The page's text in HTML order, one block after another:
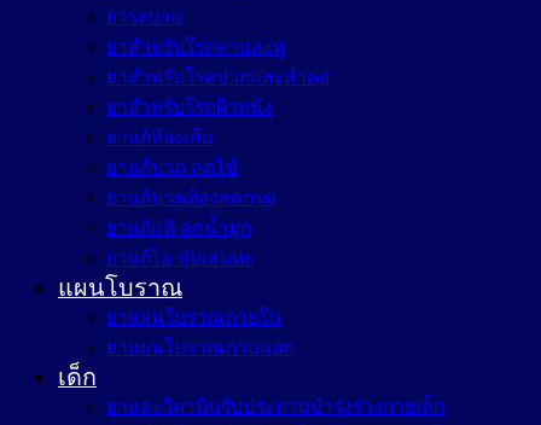
ยาระบาย
ยาสำหรับโรคตาและหู
ยาสำหรับโรคปากและลำคอ
ยาสำหรับโรคผิวหนัง
ยาแก้ท้องเสีย
ยาแก้ปวด ลดไข้
ยาแก้ปวดท้องลดกรด
ยาแก้แพ้ ลดน้ำมูก
ยาแก้ไอ ขับเสมหะ
แผนโบราณ
ยาแผนโบราณภายใน
ยาแผนโบราณภายนอก
เด็ก
ยาและวิตามินรับประทานบำรุงร่างกายเด็ก